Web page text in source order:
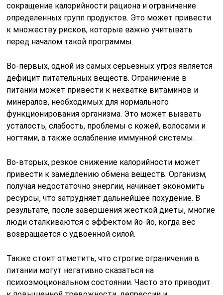
сокращение калорийности рациона и ограничение
определенных групп продуктов. Это может привести
к множеству рисков, которые важно учитывать
перед началом такой программы.
Во-первых, одной из самых серьезных угроз является
дефицит питательных веществ. Ограничение в
питании может привести к нехватке витаминов и
минералов, необходимых для нормального
функционирования организма. Это может вызвать
усталость, слабость, проблемы с кожей, волосами и
ногтями, а также ослабление иммунной системы.
Во-вторых, резкое снижение калорийности может
привести к замедлению обмена веществ. Организм,
получая недостаточно энергии, начинает экономить
ресурсы, что затрудняет дальнейшее похудение. В
результате, после завершения жесткой диеты, многие
люди сталкиваются с эффектом йо-йо, когда вес
возвращается с удвоенной силой.
Также стоит отметить, что строгие ограничения в
питании могут негативно сказаться на
психоэмоциональном состоянии. Часто это приводит